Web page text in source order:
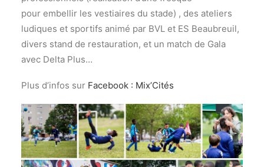
pour embellir les vestiaires du stade) , des ateliers
ludiques et sportifs animé par BVL et ES Beaubreuil,
divers stand de restauration, et un match de Gala
avec Delta Plus…
Plus d’infos sur Facebook : Mix’Cités